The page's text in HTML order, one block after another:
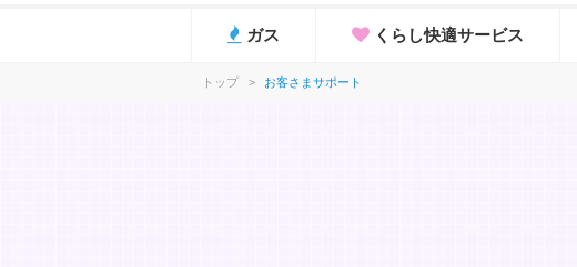
ガス くらし快適サービス
トップ > お客さまサポート